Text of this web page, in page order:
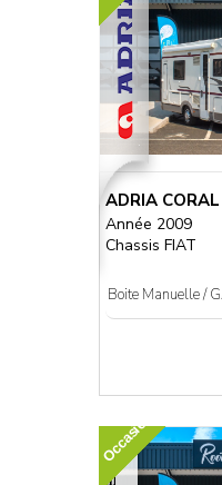
ADRIA
Année 2009
Chassis FIAT
Boite Manuelle /
Occasion